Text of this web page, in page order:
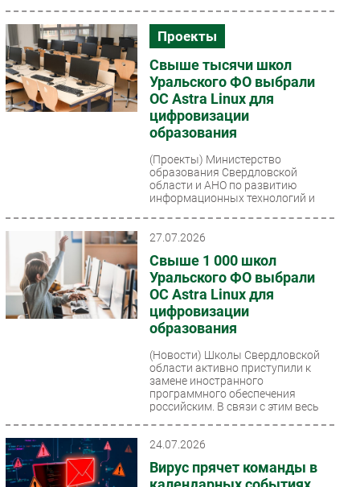
Проекты
Свыше тысячи школ
Уральского ФО выбрали
ОС Astra Linux для
цифровизации
образования
(Проекты) Министерство
образования Свердловской
области и АНО по развитию
информационных технологий и
Академия»...
27.07.2026
Свыше 1 000 школ
Уральского ФО выбрали
ОС Astra Linux для
цифровизации
образования
(Новости) Школы Свердловской
области активно приступили к
замене иностранного
программного обеспечения
российским. В связи с этим весь
24.07.2026
Вирус прячет команды в